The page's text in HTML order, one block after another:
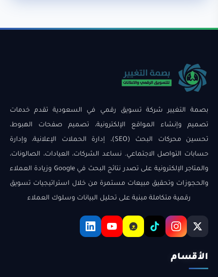
بصمة التغيير شركة تسويق رقمي في السعودية تقدم خدمات
تصميم وإنشاء المواقع الإلكترونية، تصميم صفحات الهبوط،
تحسين محركات البحث (SEO)، إدارة الحملات الإعلانية، وإدارة
حسابات التواصل الاجتماعي. نساعد الشركات، العيادات، الصالونات،
والمتاجر الإلكترونية على تصدر نتائج البحث في Google وزيادة العملاء
والحجوزات وتحقيق مبيعات مستمرة من خلال استراتيجيات تسويق
رقمية متكاملة مبنية على تحليل البيانات وسلوك العملاء
الأقسام